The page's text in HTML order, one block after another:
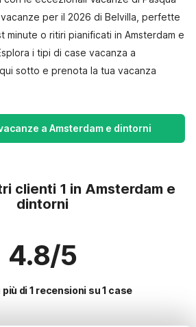
per il 2026 di Belvilla, perfette
minute o ritiri pianificati in Amsterdam e
i tipi di case vacanza a
sotto e prenota la tua vacanza
a Amsterdam e dintorni
clienti 1 in Amsterdam e
dintorni
4.8/5
di 1 recensioni su 1 case